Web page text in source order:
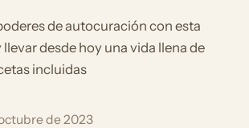
de autocuración con esta
desde hoy una vida llena de
incluidas
de 2023